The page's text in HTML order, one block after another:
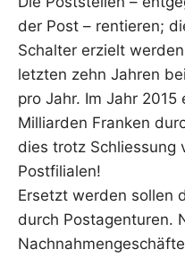
der Post – rentieren;
Schalter erzielt
letzten zehn Jahren
pro Jahr. Im Jahr 2015
Milliarden Franken
dies trotz Schliessung
Postfilialen!
Ersetzt werden sollen
durch Postagenturen.